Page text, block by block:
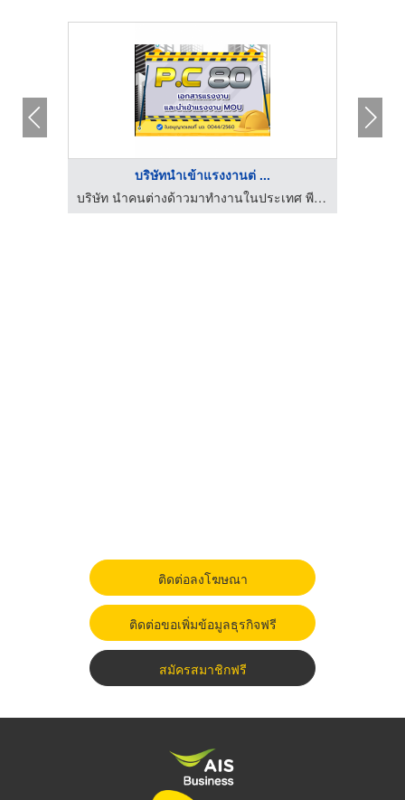
บริษัทนำเข้าแรงงานต่ ...
บริษัท นำคนต่างด้าวมาทำงานในประเทศ พี.ซี 80 แอนด์ เซอร์วิส จำกัด
ติดต่อลงโฆษณา
ติดต่อขอเพิ่มข้อมูลธุรกิจฟรี
สมัครสมาชิกฟรี